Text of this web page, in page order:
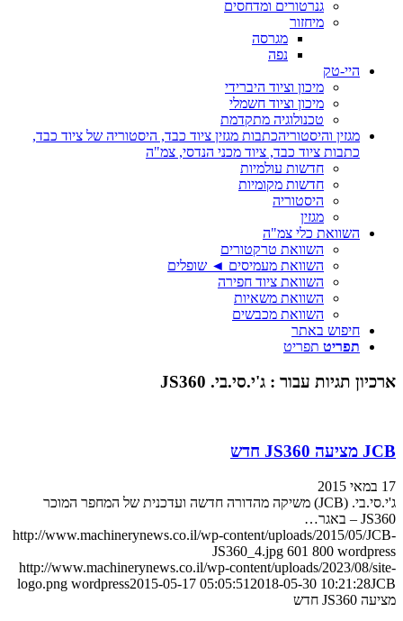
גנרטורים ומדחסים
מיחזור
מגרסה
נפה
היי-טק
מיכון וציוד היברידי
מיכון וציוד חשמלי
טכנולוגיה מתקדמת
מגזין והיסטוריהכתבות מגזין ציוד כבד, היסטוריה של ציוד כבד,
כתבות ציוד כבד, ציוד מכני הנדסי, צמ"ה
חדשות עולמיות
חדשות מקומיות
היסטוריה
מגזין
השוואת כלי צמ"ה
השוואת טרקטורים
השוואת מעמיסים ◄ שופלים
השוואת ציוד חפירה
השוואת משאיות
השוואת מכבשים
חיפוש באתר
תפריט תפריט
ארכיון תגיות עבור : ג'י.סי.בי. JS360
JCB מציעה JS360 חדש
17 במאי 2015
ג'י.סי.בי. (JCB) משיקה מהדורה חדשה ועדכנית של המחפר המוכר
JS360 – באגר…
http://www.machinerynews.co.il/wp-content/uploads/2015/05/JCB-
JS360_4.jpg 601 800 wordpress
http://www.machinerynews.co.il/wp-content/uploads/2023/08/site-
logo.png wordpress2015-05-17 05:05:51 2018-05-30 10:21:28JCB
מציעה JS360 חדש